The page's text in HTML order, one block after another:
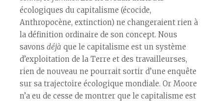
écologiques du capitalisme (écocide,
Anthropocène, extinction) ne changeraient rien à
la définition ordinaire de son concept. Nous
savonsdéjà que le capitalisme est un système
d’exploitation de la Terre et des travailleur·ses,
rien de nouveau ne pourrait sortir d’une enquête
sur sa trajectoire écologique mondiale. Or Moore
n’a eu de cesse de montrer que le capitalisme est